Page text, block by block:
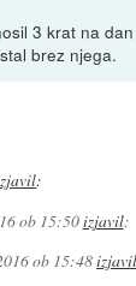
3 krat na
brez njega.
:
ob 15:50izjavil:
ob 15:48izjavil